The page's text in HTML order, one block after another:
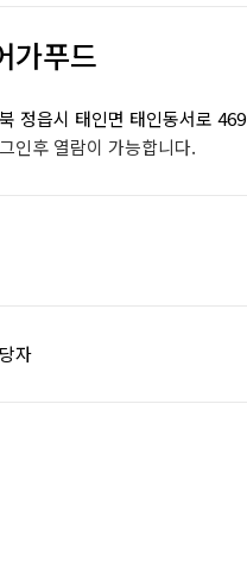
가푸드
정읍시 태인면 태인동서로 469
인후 열람이 가능합니다.
자